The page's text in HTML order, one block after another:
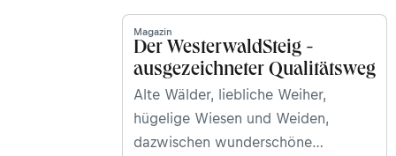
Magazin
Der WesterwaldSteig -
ausgezeichneter Qualitätsweg
Alte Wälder, liebliche Weiher,
hügelige Wiesen und Weiden,
dazwischen wunderschöne